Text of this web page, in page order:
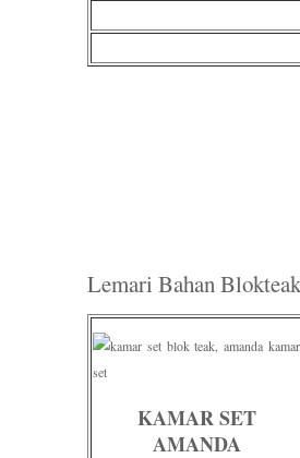
Lemari Bahan
KAMAR SET
AMANDA